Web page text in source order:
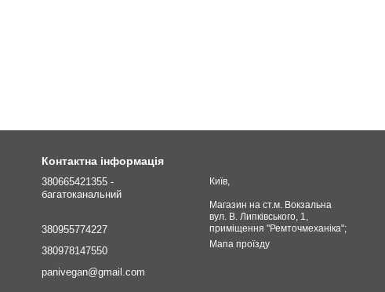
Контактна інформація
380665421355 -
багатоканальний
380955774227
380978147550
panivegan@gmail.com
Київ,
Магазин на ст.м. Вокзальна
вул. В. Липківського, 1,
приміщення "Ремточмеханіка";
Мапа проїзду